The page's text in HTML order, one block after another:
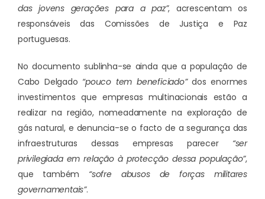
das jovens gerações para a paz”, acrescentam os
responsáveis das Comissões de Justiça e Paz
portuguesas.
No documento sublinha-se ainda que a população de
Cabo Delgado “pouco tem beneficiado”dos enormes
investimentos que empresas multinacionais estão a
realizar na região, nomeadamente na exploração de
gás natural, e denuncia-se o facto de a segurança das
infraestruturas dessas empresas parecer “ser
privilegiada em relação à protecção dessa população”,
que também “sofre abusos de forças militares
governamentais”.